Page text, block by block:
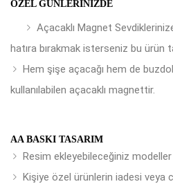
ÖZEL GÜNLERINIZDE
Açacaklı Magnet
hatıra bırakmak isterseniz bu ürün
Hem şişe açacağı hem de
kullanılabilen açacaklı magnettir.
AA BASKI TASARIM
Resim ekleyebileceğiniz
Kişiye özel ürünlerin iadesi veya